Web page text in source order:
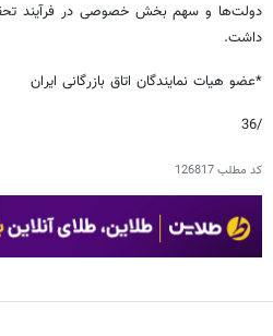
دولت‌ها و سهم بخش خصوصی در فرآیند
داشت.
*عضو هیات نمایندگان اتاق بازرگانی ایران
/36
کد مطلب126817